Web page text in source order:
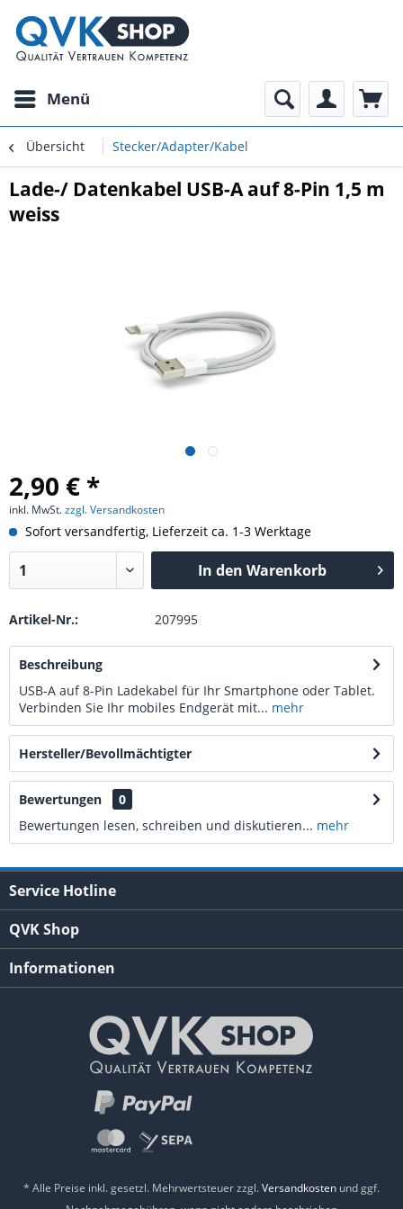
Menü
Übersicht Stecker/Adapter/Kabel
Lade-/ Datenkabel USB-A auf 8-Pin 1,5 m
weiss
2,90 € *
inkl. MwSt.zzgl. Versandkosten
Sofort versandfertig, Lieferzeit ca. 1-3 Werktage
In den Warenkorb
Artikel-Nr.: 207995
Beschreibung
USB-A auf 8-Pin Ladekabel für Ihr Smartphone oder Tablet.
Verbinden Sie Ihr mobiles Endgerät mit... mehr
Hersteller/Bevollmächtigter
Bewertungen
0
Bewertungen lesen, schreiben und diskutieren... mehr
Service Hotline
QVK Shop
Informationen
* Alle Preise inkl. gesetzl. Mehrwertsteuer zzgl.Versandkosten und ggf.